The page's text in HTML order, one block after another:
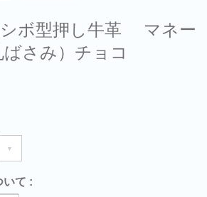
シボ型押し牛革 マネー
さみ）チョコ
いて :